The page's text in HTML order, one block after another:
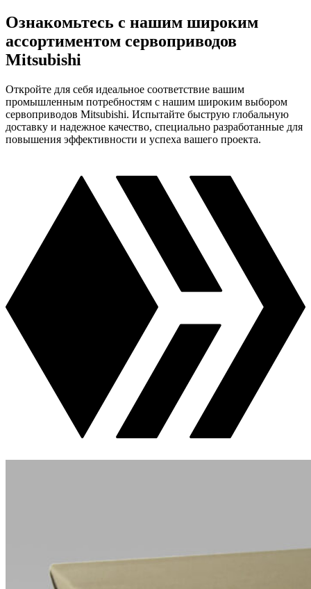
Ознакомьтесь с нашим широким
ассортиментом сервоприводов
Mitsubishi
Откройте для себя идеальное соответствие вашим
промышленным потребностям с нашим широким выбором
сервоприводов Mitsubishi. Испытайте быструю глобальную
доставку и надежное качество, специально разработанные для
повышения эффективности и успеха вашего проекта.